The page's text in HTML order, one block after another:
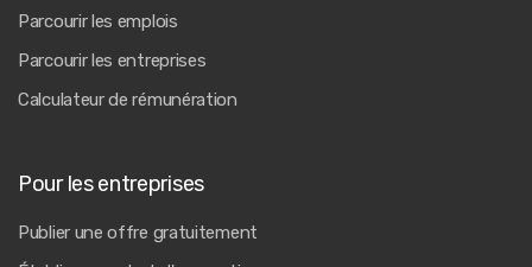
Parcourir les emplois
Parcourir les entreprises
Calculateur de rémunération
Pour les entreprises
Publier une offre gratuitement